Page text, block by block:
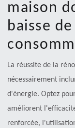
maison
baisse de
La réussite de la
nécessairement
d'énergie. Optez
améliorent
renforcée,